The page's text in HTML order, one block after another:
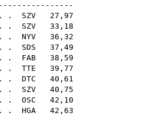
. SZV 27,97
. SZV 33,18
. NYV 36,32
. SDS 37,49
. . FAB 38,59
. TTE 39,77
. DTC 40,61
. SZV 40,75
. OSC 42,10
. HGA 42,63